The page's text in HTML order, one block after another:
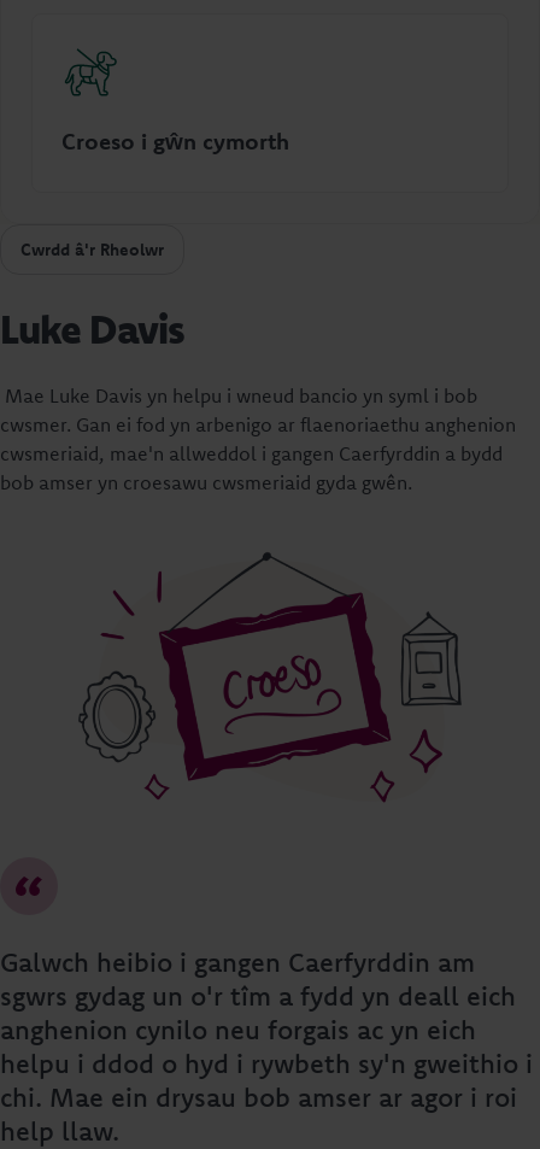
Croeso i gŵn cymorth
Cwrdd â'r Rheolwr
Luke Davis
Mae Luke Davis yn helpu i wneud bancio yn syml i bob
cwsmer. Gan ei fod yn arbenigo ar flaenoriaethu anghenion
cwsmeriaid, mae'n allweddol i gangen Caerfyrddin a bydd
bob amser yn croesawu cwsmeriaid gyda gwên.
Galwch heibio i gangen Caerfyrddin am
sgwrs gydag un o'r tîm a fydd yn deall eich
anghenion cynilo neu forgais ac yn eich
helpu i ddod o hyd i rywbeth sy'n gweithio i
chi. Mae ein drysau bob amser ar agor i roi
help llaw.